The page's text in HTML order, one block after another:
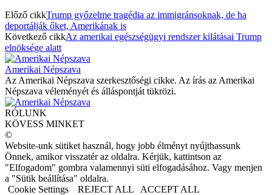
Előző cikkTrump győzelme tragédia az immigránsoknak, de ha
deportálják őket, Amerikának is
Következő cikkAz amerikai egészségügyi rendszer kilátásai Trump
elnöksége alatt
Amerikai Népszava
Az Amerikai Népszava szerkesztőségi cikke. Az írás az Amerikai
Népszava véleményét és álláspontját tükrözi.
RÓLUNK
KÖVESS MINKET
©
Website-unk sütiket használ, hogy jobb élményt nyújthassunk
Önnek, amikor visszatér az oldalra. Kérjük, kattintson az
"Elfogadom" gombra valamennyi süti elfogadásához. Vagy menjen
a "Sütik beállítása" oldalra.
Cookie Settings
REJECT ALL ACCEPT ALL